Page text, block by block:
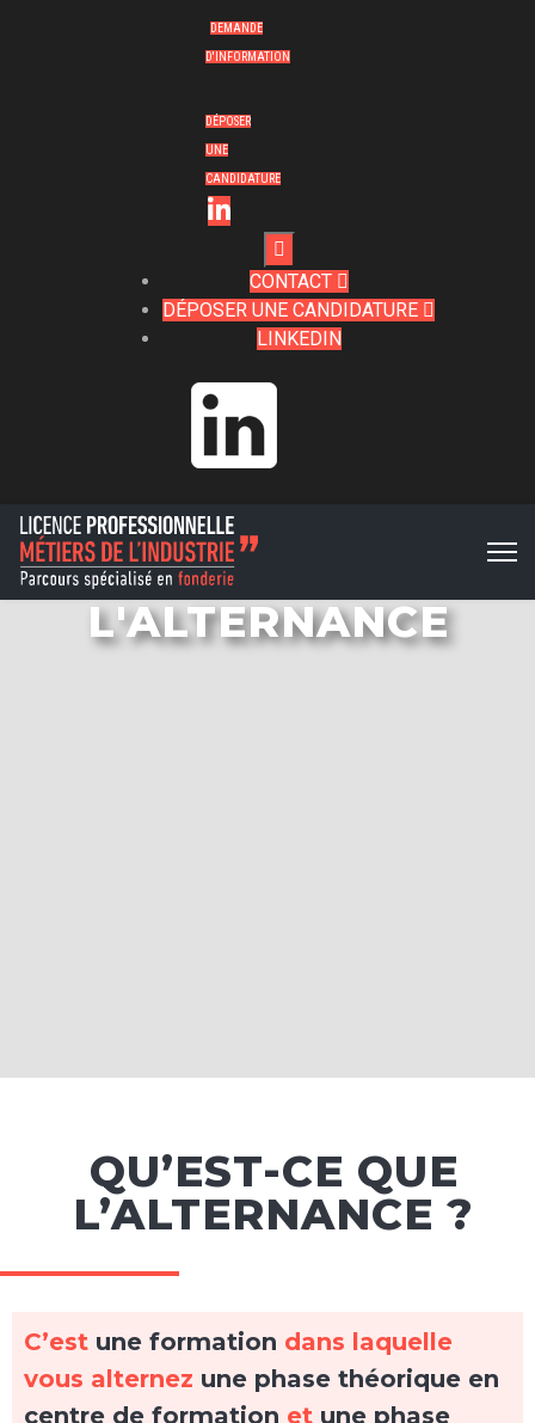
DEMANDE
D'INFORMATION
DÉPOSER
UNE
CANDIDATURE

CONTACT
DÉPOSER UNE CANDIDATURE 
LINKEDIN
L'ALTERNANCE
QU’EST-CE QUE
L’ALTERNANCE ?
C’est une formation dans laquelle
vous alternez une phase théorique en
centre de formation et une phase